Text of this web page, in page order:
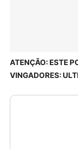
ATENÇÃO: ESTE
VINGADORES: